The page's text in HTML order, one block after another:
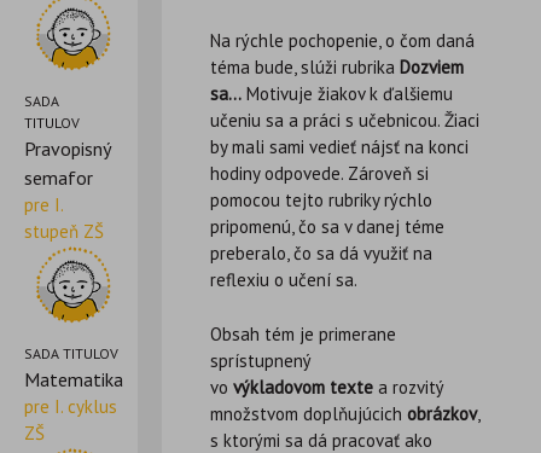
SADA
TITULOV
Pravopisný
semafor
pre I.
stupeň ZŠ
SADA TITULOV
Matematika
pre I. cyklus
ZŠ
Na rýchle pochopenie, o čom daná
téma bude, slúži rubrikaDozviem
sa… Motivuje žiakov k ďalšiemu
učeniu sa a práci s učebnicou. Žiaci
by mali sami vedieť nájsť na konci
hodiny odpovede. Zároveň si
pomocou tejto rubriky rýchlo
pripomenú, čo sa v danej téme
preberalo, čo sa dá využiť na
reflexiu o učení sa.
Obsah tém je primerane
sprístupnený
vovýkladovom texte a rozvitý
množstvom doplňujúcichobrázkov,
s ktorými sa dá pracovať ako